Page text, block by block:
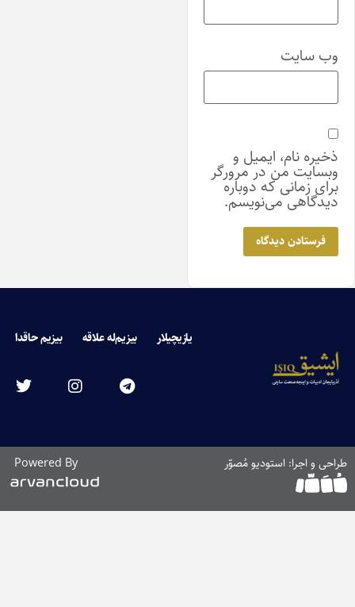
وب‌ سایت
ذخیره نام، ایمیل و
وبسایت من در مرورگر
برای زمانی که دوباره
دیدگاهی می‌نویسم.
یازیچیلار بیزیم‌له علاقه بیزیم حاقدا
و اجرا: استودیو مُصوّر Powered By